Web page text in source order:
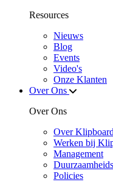
Resources
Nieuws
Blog
Events
Video's
Onze Klanten
Over Ons
Over Ons
Over Klipboard
Werken bij
Management
Policies